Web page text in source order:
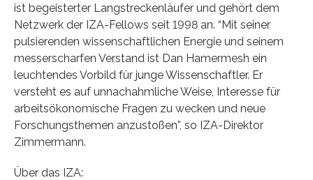
ist begeisterter Langstreckenläufer und gehört dem
Netzwerk der IZA-Fellows seit 1998 an. “Mit seiner
pulsierenden wissenschaftlichen Energie und seinem
messerscharfen Verstand ist Dan Hamermesh ein
leuchtendes Vorbild für junge Wissenschaftler. Er
versteht es auf unnachahmliche Weise, Interesse für
arbeitsökonomische Fragen zu wecken und neue
Forschungsthemen anzustoßen”, so IZA-Direktor
Zimmermann.
Über das IZA: